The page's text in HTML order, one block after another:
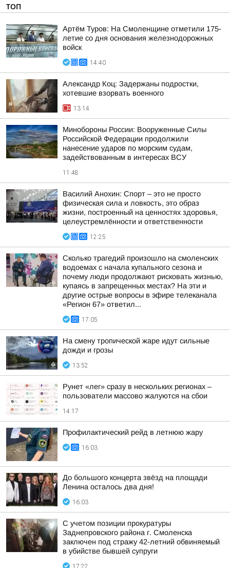
ТОП
Артём Туров: На Смоленщине отметили 175-
летие со дня основания железнодорожных
войск
14:40
Александр Коц: Задержаны подростки,
хотевшие взорвать военного
13:14
Минобороны России: Вооруженные Силы
Российской Федерации продолжили
нанесение ударов по морским судам,
задействованным в интересах ВСУ
11:48
Василий Анохин: Спорт – это не просто
физическая сила и ловкость, это образ
жизни, построенный на ценностях здоровья,
целеустремлённости и ответственности
12:25
Сколько трагедий произошло на смоленских
водоемах с начала купального сезона и
почему люди продолжают рисковать жизнью,
купаясь в запрещенных местах? На эти и
другие острые вопросы в эфире телеканала
«Регион 67» ответил...
17:05
На смену тропической жаре идут сильные
дожди и грозы
13:52
Рунет «лег» сразу в нескольких регионах –
пользователи массово жалуются на сбои
14:17
Профилактический рейд в летнюю жару
16:03
До большого концерта звёзд на площади
Ленина осталось два дня!
16:03
С учетом позиции прокуратуры
Заднепровского района г. Смоленска
заключен под стражу 42-летний обвиняемый
в убийстве бывшей супруги
17:22